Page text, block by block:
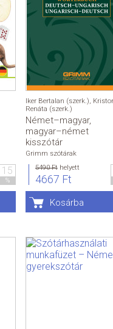
15
%
Iker Bertalan (szerk.),
Renáta (szerk.)
Német–magyar,
magyar–német
kisszótár
Grimm szótárak
5490 Ft helyett
4667 Ft
Kosárba